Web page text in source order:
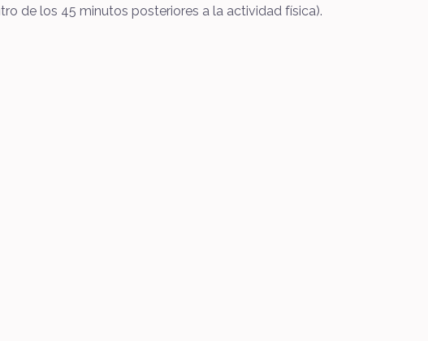
de los 45 minutos posteriores a la actividad física).